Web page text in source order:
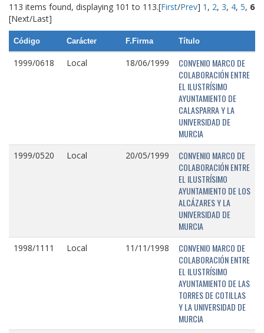
113 items found, displaying 101 to 113.[First/Prev] 1 , 2, 3, 4, 5, 6
[Next/Last]
Código Carácter F.Firma Título
1999/0618 Local 18/06/1999
CONVENIO MARCO DE
COLABORACIÓN ENTRE
EL ILUSTRÍSIMO
AYUNTAMIENTO DE
CALASPARRA Y LA
UNIVERSIDAD DE
MURCIA
1999/0520 Local 20/05/1999
CONVENIO MARCO DE
COLABORACIÓN ENTRE
EL ILUSTRÍSIMO
AYUNTAMIENTO DE LOS
ALCÁZARES Y LA
UNIVERSIDAD DE
MURCIA
1998/1111 Local 11/11/1998
CONVENIO MARCO DE
COLABORACIÓN ENTRE
EL ILUSTRÍSIMO
AYUNTAMIENTO DE LAS
TORRES DE COTILLAS
Y LA UNIVERSIDAD DE
MURCIA